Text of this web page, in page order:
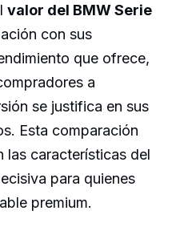
valor del BMW Serie
con sus
que ofrece,
a
se justifica en sus
Esta comparación
las características del
para quienes
premium.